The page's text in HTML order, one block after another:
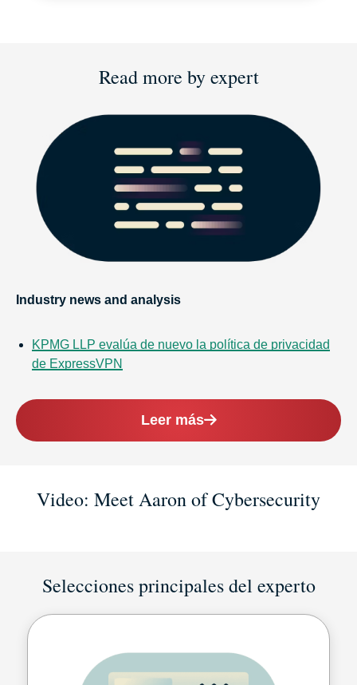
Read more by expert
Industry news and analysis
KPMG LLP evalúa de nuevo la política de privacidad
de ExpressVPN
Leer más
Video: Meet Aaron of Cybersecurity
Selecciones principales del experto